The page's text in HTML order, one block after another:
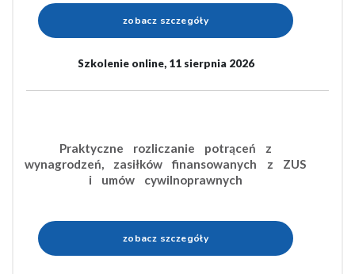
zobacz szczegóły
Szkolenie online, 11 sierpnia 2026
Praktyczne rozliczanie potrąceń z
wynagrodzeń, zasiłków finansowanych z ZUS
i umów cywilnoprawnych
zobacz szczegóły